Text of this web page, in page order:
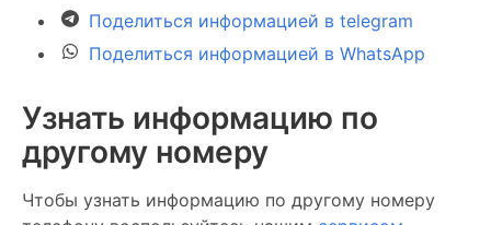
Поделиться информацией в telegram
Поделиться информацией в WhatsApp
Узнать информацию по
другому номеру
Чтобы узнать информацию по другому номеру